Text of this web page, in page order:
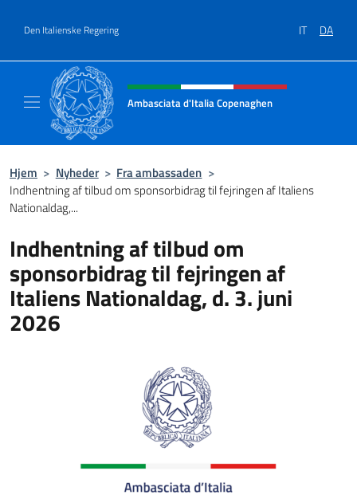
Den Italienske Regering IT DA
Hjemmesidehoved, sociale
Ambasciata d'Italia Copenaghen
Hjem > Nyheder > Fra ambassaden >
Indhentning af tilbud om sponsorbidrag til fejringen af Italiens
Nationaldag,...
Indhentning af tilbud om
sponsorbidrag til fejringen af
Italiens Nationaldag, d. 3. juni
2026